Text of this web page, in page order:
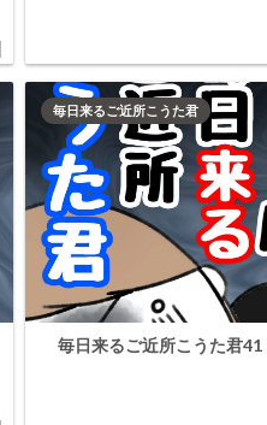
毎日来るご近所こうた君41
毎日来るご近所こうた君